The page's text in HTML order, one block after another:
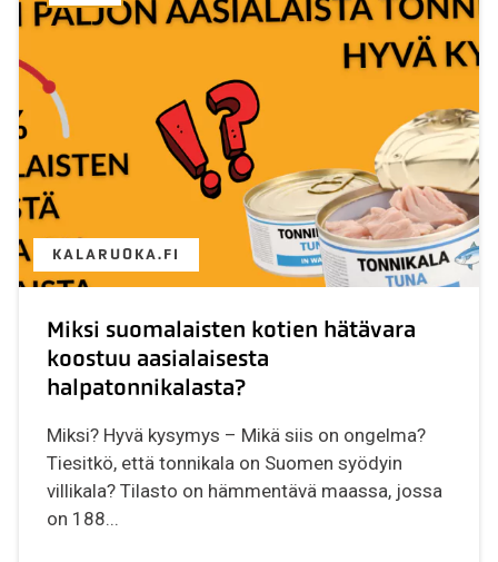
KALARUOKA.FI
Miksi suomalaisten kotien hätävara
koostuu aasialaisesta
halpatonnikalasta?
Miksi? Hyvä kysymys – Mikä siis on ongelma?
Tiesitkö, että tonnikala on Suomen syödyin
villikala? Tilasto on hämmentävä maassa, jossa
on 188...